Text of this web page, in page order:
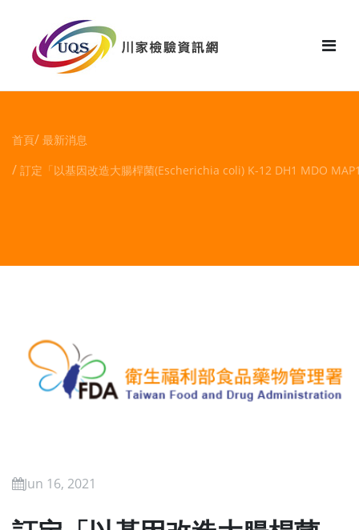
首頁 最新消息
訂定「以基因改造大腸桿菌(Escherichia coli) K-12 DH1 MDO
Jun 16, 2021